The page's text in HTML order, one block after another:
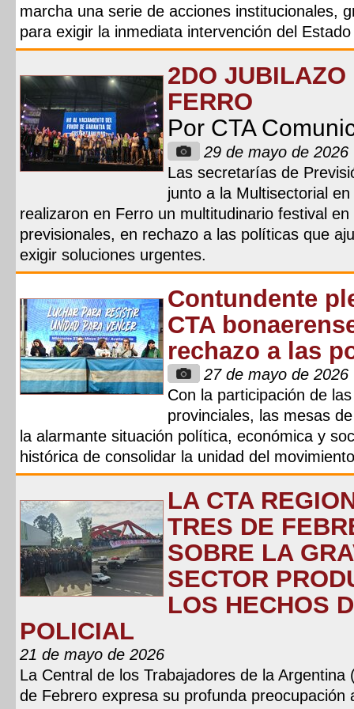
marcha una serie de acciones institucionales,
para exigir la inmediata intervención del
2DO
FERRO
Por CTA
29 de mayo de 2026
Las secretarías de
junto a la Multisectorial
realizaron en Ferro un multitudinario festival
previsionales, en rechazo a las políticas que
exigir soluciones urgentes.
Contundente
CTA
rechazo a las
27 de mayo de 2026
Con la participación de
provinciales, las mesas
la alarmante situación política, económica y
histórica de consolidar la unidad del
LA CTA
TRES DE
SOBRE LA
SECTOR
LOS HECHOS
POLICIAL
21 de mayo de 2026
La Central de los Trabajadores de la
de Febrero expresa su profunda preocupación